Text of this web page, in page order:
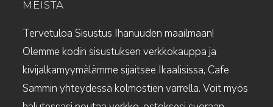
MEISTÄ
Tervetuloa Sisustus Ihanuuden maailmaan!
Olemme kodin sisustuksen verkkokauppa ja
kivijalkamyymälämme sijaitsee Ikaalisissa, Cafe
Sammin yhteydessä kolmostien varrella. Voit myös